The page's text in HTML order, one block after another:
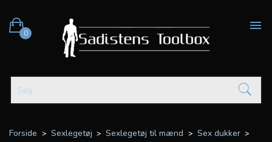
0

Forside Sexlegetøj Sexlegetøj til mænd
Sex dukker